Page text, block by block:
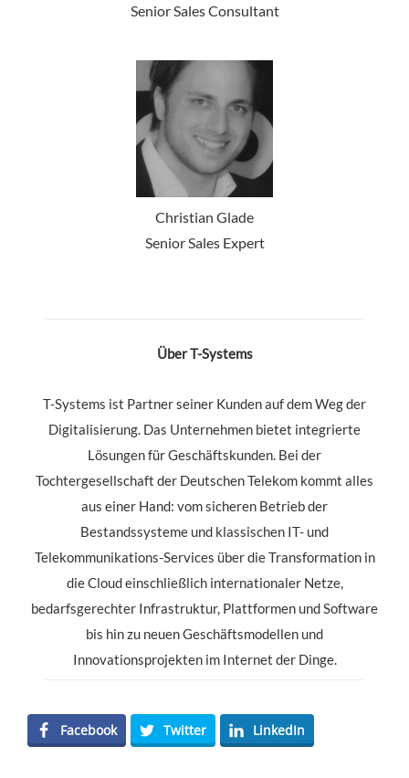
Senior Sales Consultant
Christian Glade
Senior Sales Expert
Über T-Systems
T-Systems ist Partner seiner Kunden auf dem Weg der
Digitalisierung. Das Unternehmen bietet integrierte
Lösungen für Geschäftskunden. Bei der
Tochtergesellschaft der Deutschen Telekom kommt alles
aus einer Hand: vom sicheren Betrieb der
Bestandssysteme und klassischen IT- und
Telekommunikations-Services über die Transformation in
die Cloud einschließlich internationaler Netze,
bedarfsgerechter Infrastruktur, Plattformen und Software
bis hin zu neuen Geschäftsmodellen und
Innovationsprojekten im Internet der Dinge.
Facebook Twitter LinkedIn